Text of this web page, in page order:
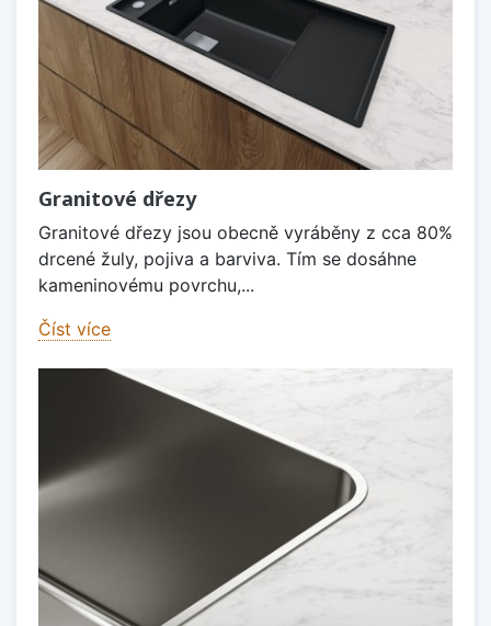
Granitové dřezy
Granitové dřezy jsou obecně vyráběny z cca 80%
drcené žuly, pojiva a barviva. Tím se dosáhne
kameninovému povrchu,...
Číst více